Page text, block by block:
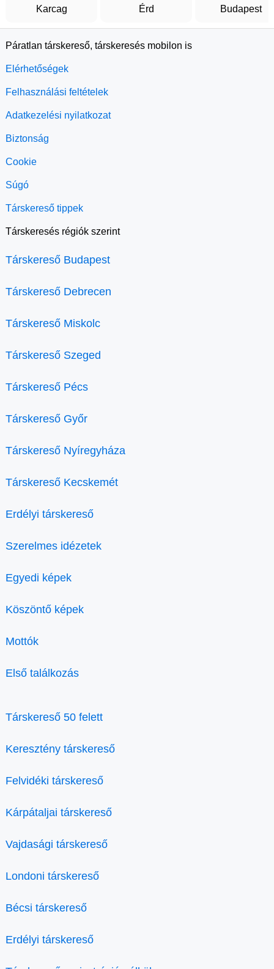
Karcag
Érd
Budapest
Páratlan társkereső, társkeresés mobilon is
Elérhetőségek
Felhasználási feltételek
Adatkezelési nyilatkozat
Biztonság
Cookie
Súgó
Társkereső tippek
Társkeresés régiók szerint
Társkereső Budapest
Társkereső Debrecen
Társkereső Miskolc
Társkereső Szeged
Társkereső Pécs
Társkereső Győr
Társkereső Nyíregyháza
Társkereső Kecskemét
Erdélyi társkereső
Szerelmes idézetek
Egyedi képek
Köszöntő képek
Mottók
Első találkozás
Társkereső 50 felett
Keresztény társkereső
Felvidéki társkereső
Kárpátaljai társkereső
Vajdasági társkereső
Londoni társkereső
Bécsi társkereső
Erdélyi társkereső